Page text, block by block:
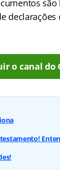
o canal